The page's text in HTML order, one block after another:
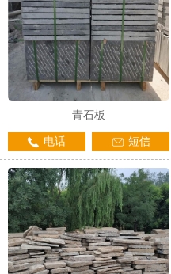
青石板
电话 短信